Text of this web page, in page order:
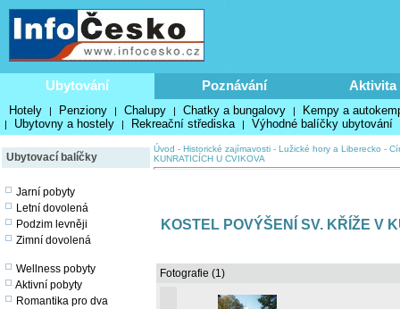
Ubytování Poznávání Aktivita
Hotely | Penziony | Chalupy | Chatky a bungalovy | Kempy a
| Ubytovny a hostely | Rekreační střediska | Výhodné balíčky ubytování
Ubytovací balíčky
Jarní pobyty
Letní dovolená
Podzim levněji
Zimní dovolená
Wellness pobyty
Aktivní pobyty
Romantika pro dva
Úvod - Historické zajímavosti - Lužické hory a Liberecko -
KUNRATICÍCH U CVIKOVA
KOSTEL POVÝŠENÍ SV. KŘÍŽE V
Fotografie (1)